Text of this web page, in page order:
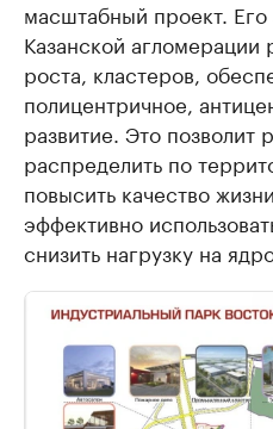
масштабный проект. Его
Казанской агломерации
роста, кластеров,
полицентричное,
развитие. Это позволит
распределить по
повысить качество
эффективно
снизить нагрузку на